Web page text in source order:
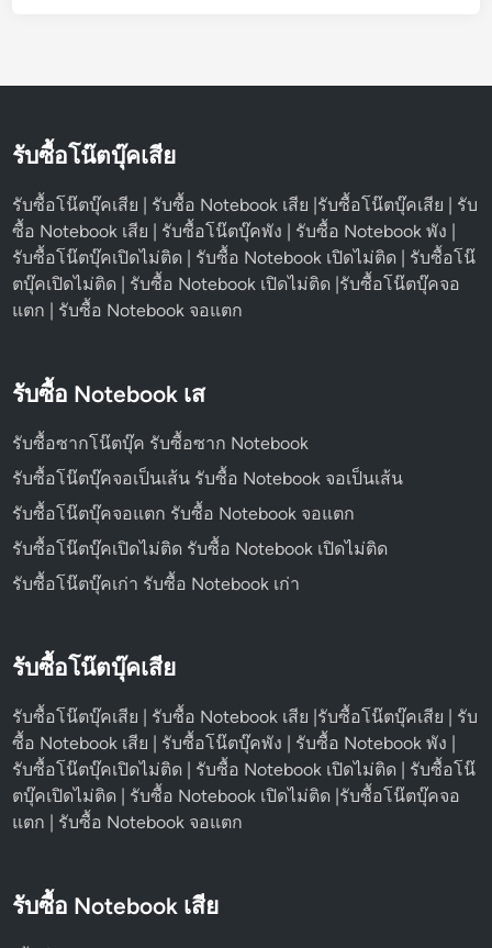
รับซื้อโน๊ตบุ๊คเสีย
รับซื้อโน๊ตบุ๊คเสีย | รับซื้อ Notebook เสีย |รับซื้อโน๊ตบุ๊คเสีย | รับ
ซื้อ Notebook เสีย | รับซื้อโน๊ตบุ๊คพัง | รับซื้อ Notebook พัง |
รับซื้อโน๊ตบุ๊คเปิดไม่ติด | รับซื้อ Notebook เปิดไม่ติด | รับซื้อโน๊
ตบุ๊คเปิดไม่ติด | รับซื้อ Notebook เปิดไม่ติด |รับซื้อโน๊ตบุ๊คจอ
แตก | รับซื้อ Notebook จอแตก
รับซื้อ Notebook เส
รับซื้อซากโน๊ตบุ๊ค รับซื้อซาก Notebook
รับซื้อโน๊ตบุ๊คจอเป็นเส้น รับซื้อ Notebook จอเป็นเส้น
รับซื้อโน๊ตบุ๊คจอแตก รับซื้อ Notebook จอแตก
รับซื้อโน๊ตบุ๊คเปิดไม่ติด รับซื้อ Notebook เปิดไม่ติด
รับซื้อโน๊ตบุ๊คเก่า รับซื้อ Notebook เก่า
รับซื้อโน๊ตบุ๊คเสีย
รับซื้อโน๊ตบุ๊คเสีย | รับซื้อ Notebook เสีย |รับซื้อโน๊ตบุ๊คเสีย | รับ
ซื้อ Notebook เสีย | รับซื้อโน๊ตบุ๊คพัง | รับซื้อ Notebook พัง |
รับซื้อโน๊ตบุ๊คเปิดไม่ติด | รับซื้อ Notebook เปิดไม่ติด | รับซื้อโน๊
ตบุ๊คเปิดไม่ติด | รับซื้อ Notebook เปิดไม่ติด |รับซื้อโน๊ตบุ๊คจอ
แตก | รับซื้อ Notebook จอแตก
รับซื้อ Notebook เสีย